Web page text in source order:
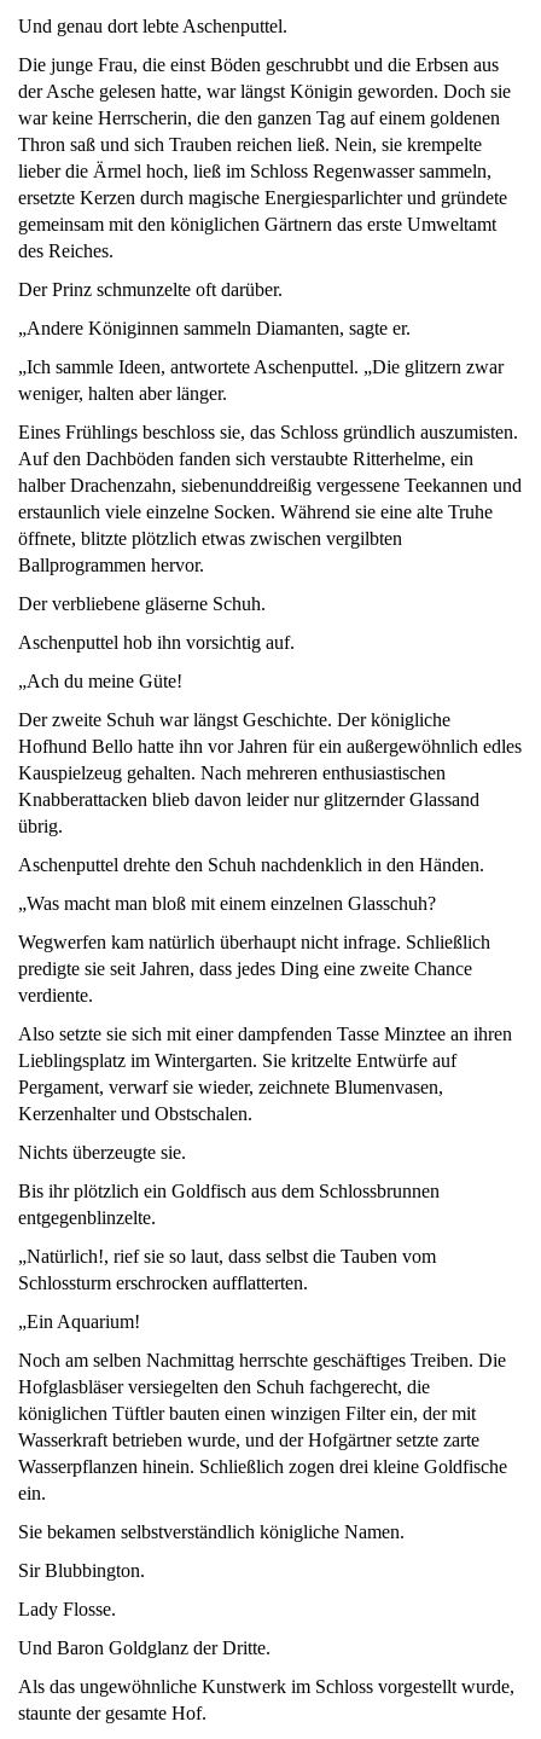
Und genau dort lebte Aschenputtel.
Die junge Frau, die einst Böden geschrubbt und die Erbsen aus
der Asche gelesen hatte, war längst Königin geworden. Doch sie
war keine Herrscherin, die den ganzen Tag auf einem goldenen
Thron saß und sich Trauben reichen ließ. Nein, sie krempelte
lieber die Ärmel hoch, ließ im Schloss Regenwasser sammeln,
ersetzte Kerzen durch magische Energiesparlichter und gründete
gemeinsam mit den königlichen Gärtnern das erste Umweltamt
des Reiches.
Der Prinz schmunzelte oft darüber.
„Andere Königinnen sammeln Diamanten, sagte er.
„Ich sammle Ideen, antwortete Aschenputtel. „Die glitzern zwar
weniger, halten aber länger.
Eines Frühlings beschloss sie, das Schloss gründlich auszumisten.
Auf den Dachböden fanden sich verstaubte Ritterhelme, ein
halber Drachenzahn, siebenunddreißig vergessene Teekannen und
erstaunlich viele einzelne Socken. Während sie eine alte Truhe
öffnete, blitzte plötzlich etwas zwischen vergilbten
Ballprogrammen hervor.
Der verbliebene gläserne Schuh.
Aschenputtel hob ihn vorsichtig auf.
„Ach du meine Güte!
Der zweite Schuh war längst Geschichte. Der königliche
Hofhund Bello hatte ihn vor Jahren für ein außergewöhnlich edles
Kauspielzeug gehalten. Nach mehreren enthusiastischen
Knabberattacken blieb davon leider nur glitzernder Glassand
übrig.
Aschenputtel drehte den Schuh nachdenklich in den Händen.
„Was macht man bloß mit einem einzelnen Glasschuh?
Wegwerfen kam natürlich überhaupt nicht infrage. Schließlich
predigte sie seit Jahren, dass jedes Ding eine zweite Chance
verdiente.
Also setzte sie sich mit einer dampfenden Tasse Minztee an ihren
Lieblingsplatz im Wintergarten. Sie kritzelte Entwürfe auf
Pergament, verwarf sie wieder, zeichnete Blumenvasen,
Kerzenhalter und Obstschalen.
Nichts überzeugte sie.
Bis ihr plötzlich ein Goldfisch aus dem Schlossbrunnen
entgegenblinzelte.
„Natürlich!, rief sie so laut, dass selbst die Tauben vom
Schlossturm erschrocken aufflatterten.
„Ein Aquarium!
Noch am selben Nachmittag herrschte geschäftiges Treiben. Die
Hofglasbläser versiegelten den Schuh fachgerecht, die
königlichen Tüftler bauten einen winzigen Filter ein, der mit
Wasserkraft betrieben wurde, und der Hofgärtner setzte zarte
Wasserpflanzen hinein. Schließlich zogen drei kleine Goldfische
ein.
Sie bekamen selbstverständlich königliche Namen.
Sir Blubbington.
Lady Flosse.
Und Baron Goldglanz der Dritte.
Als das ungewöhnliche Kunstwerk im Schloss vorgestellt wurde,
staunte der gesamte Hof.